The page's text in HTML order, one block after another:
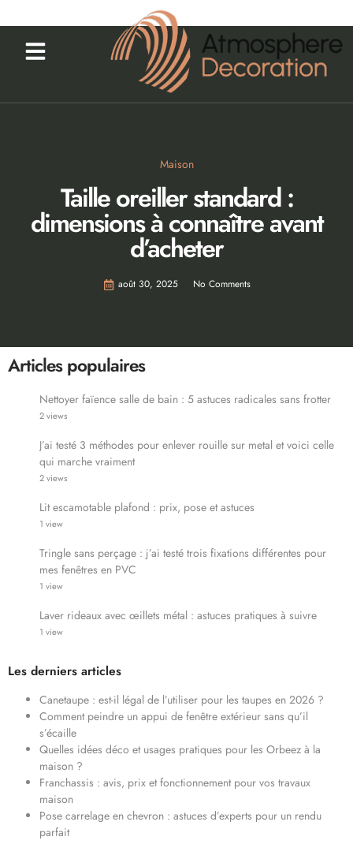
Maison
Taille oreiller standard :
dimensions à connaître avant
d’acheter
août 30, 2025 No Comments
Articles populaires
Nettoyer faïence salle de bain : 5 astuces radicales sans frotter
2 views
J’ai testé 3 méthodes pour enlever rouille sur metal et voici celle
qui marche vraiment
2 views
Lit escamotable plafond : prix, pose et astuces
1 view
Tringle sans perçage : j’ai testé trois fixations différentes pour
mes fenêtres en PVC
1 view
Laver rideaux avec œillets métal : astuces pratiques à suivre
1 view
Les derniers articles
Canetaupe : est-il légal de l’utiliser pour les taupes en 2026 ?
Comment peindre un appui de fenêtre extérieur sans qu’il
s’écaille
Quelles idées déco et usages pratiques pour les Orbeez à la
maison ?
Franchassis : avis, prix et fonctionnement pour vos travaux
maison
Pose carrelage en chevron : astuces d’experts pour un rendu
parfait